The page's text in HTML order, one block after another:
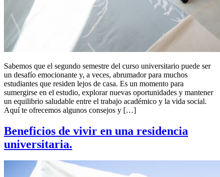
Sabemos que el segundo semestre del curso universitario puede ser
un desafío emocionante y, a veces, abrumador para muchos
estudiantes que residen lejos de casa. Es un momento para
sumergirse en el estudio, explorar nuevas oportunidades y mantener
un equilibrio saludable entre el trabajo académico y la vida social.
Aquí te ofrecemos algunos consejos y […]
Beneficios de vivir en una residencia
universitaria.